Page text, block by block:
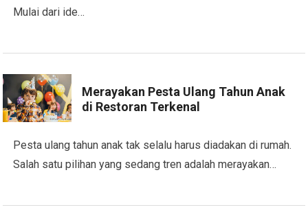
Mulai dari ide…
Merayakan Pesta Ulang Tahun Anak
di Restoran Terkenal
Pesta ulang tahun anak tak selalu harus diadakan di rumah.
Salah satu pilihan yang sedang tren adalah merayakan…